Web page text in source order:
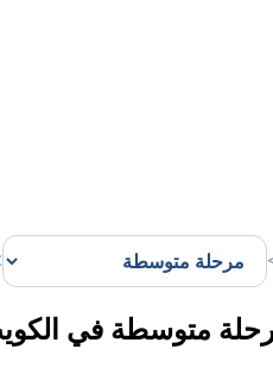
متوسطة في